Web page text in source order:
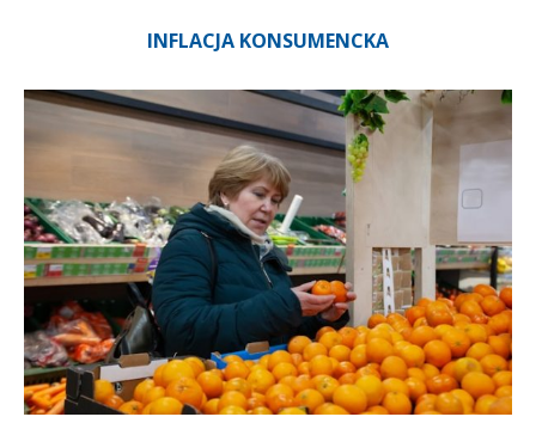
INFLACJA KONSUMENCKA